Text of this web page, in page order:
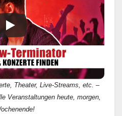
Theater, Live-Streams, etc. –
Veranstaltungen heute, morgen,